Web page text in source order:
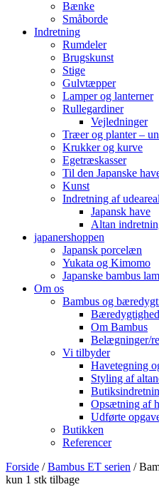
Bænke
Småborde
Indretning
Rumdeler
Brugskunst
Stige
Gulvtæpper
Lamper og lanterner
Rullegardiner
Vejledninger
Træer og planter –
Krukker og kurve
Egetræskasser
Til den Japanske
Kunst
Indretning af udeareal
Japansk have
Altan
japanershoppen
Japansk porcelæn
Yukata og Kimomo
Japanske bambus
Om os
Bambus og
Bæredygtighed
Om Bambus
Belægninger/
Vi tilbyder
Havetegning
Styling af
Opsætning af
Udførte
Butikken
Referencer
Forside /Bambus ET serien /
kun 1 stk tilbage